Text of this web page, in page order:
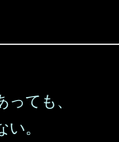
ても、
。